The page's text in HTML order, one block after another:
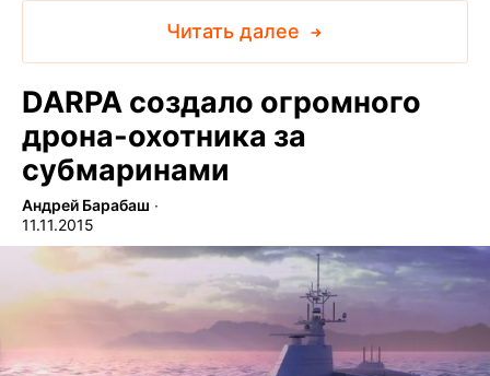
Читать далее
DARPA создало огромного
дрона-охотника за
субмаринами
Андрей Барабаш ∙
11.11.2015